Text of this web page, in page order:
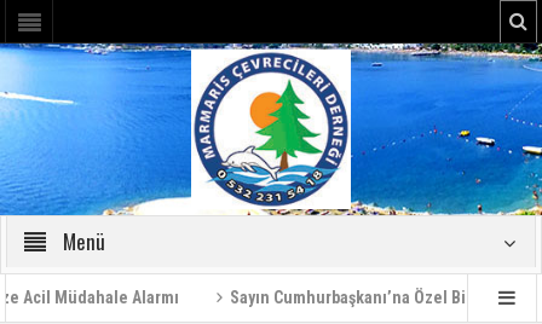
Menü
Müdahale Alarmı Sayın Cumhurbaşkanı’na Özel Bilgilendirme